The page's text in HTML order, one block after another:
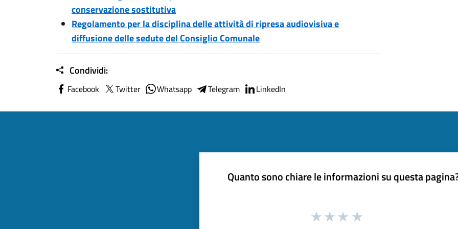
conservazione sostitutiva
Regolamento per la disciplina delle attività di ripresa audiovisiva e
diffusione delle sedute del Consiglio Comunale
Condividi:
Facebook Twitter Whatsapp Telegram LinkedIn
Quanto sono chiare le informazioni su questa